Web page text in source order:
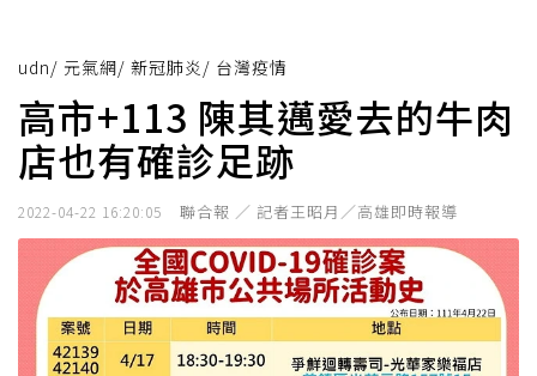
udn/ 元氣網/ 新冠肺炎 / 台灣疫情
高市+113 陳其邁愛去的牛肉
店也有確診足跡
2022-04-22 16:20:05 聯合報 ／ 記者王昭月／高雄即時報導